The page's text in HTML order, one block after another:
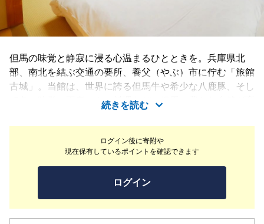
ログイン後に寄附や
現在保有しているポイントを確認できます
ログイン
但馬の味覚と静寂に浸る心温まるひとときを。兵庫県北
部、南北を結ぶ交通の要所、養父（やぶ）市に佇む「旅館
古城」。当館は、世界に誇る但馬牛や希少な八鹿豚、そし
て冬の味覚の王者、カニ料理など、但馬の豊かな自然が育
んだ厳選食材を味わえる料理宿です。静寂に包まれた和室
は、それぞれ間取りや意匠が異なる個性豊かな空間です。
畳の香りと木の温もりに癒やされる純和風の客室は、日常
の喧騒を忘れ、心からリラックスしたい旅に最適。ゆった
りとした広さの客室のほか、お風呂付きの客室も数室ご用
意しております。プライベートな空間で、心ゆくまで寛ぎ
のひとときをお過ごしください。
続きを読む